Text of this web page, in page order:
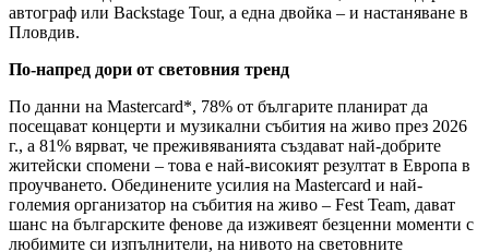
автограф или Backstage Tour, а една двойка – и настаняване в
Пловдив.
По-напред дори от световния тренд
По данни на Mastercard*, 78% от българите планират да
посещават концерти и музикални събития на живо през 2026
г., a 81% вярват, че преживяванията създават най-добрите
житейски спомени – това е най-високият резултат в Европа в
проучването. Обединените усилия на Mastercard и най-
големия организатор на събития на живо – Fest Team, дават
шанс на българските фенове да изживеят безценни моменти с
любимите си изпълнители, на нивото на световните